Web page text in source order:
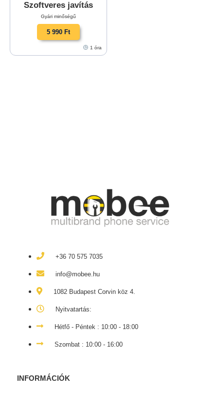
Szoftveres javítás
Gyári minőségű
5 990 Ft
1 óra
+36 70 575 7035
info@mobee.hu
1082 Budapest Corvin köz 4.
Nyitvatartás:
Hétfő - Péntek : 10:00 - 18:00
Szombat : 10:00 - 16:00
INFORMÁCIÓK